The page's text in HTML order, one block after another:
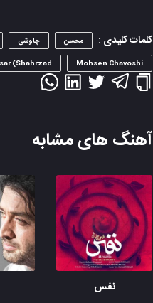
کلمات کلیدی : محسن چاوشی
Mohsen Chavoshi
(Shahrzad)
آهنگ های مشابه
نفس